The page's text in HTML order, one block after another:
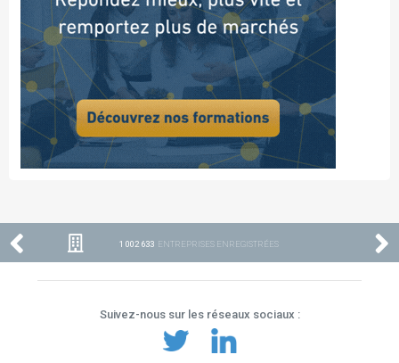
1 002 633 ENTREPRISES ENREGISTRÉES
Suivez-nous sur les réseaux sociaux :